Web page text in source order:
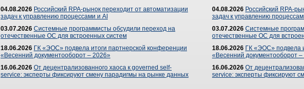
04.08.2026 Российский RPA-рынок переходит от автоматизации
задач к управлению процессами и AI
03.07.2026 Системные программисты обсудили переход на
отечественные ОС для встроенных систем
18.06.2026 ГК «ЭОС» подвела итоги партнерской конференции
«Весенний документооборот – 2026»
16.06.2026 От децентрализованного хаоса к governed self-
service: эксперты фиксируют смену парадигмы на рынке данных
04.08.2026 Российский RPA-
задач к управлению
03.07.2026 Системные
отечественные ОС для
18.06.2026 ГК «ЭОС» подвела
«Весенний документооборот
16.06.2026 От
service: эксперты фиксируют